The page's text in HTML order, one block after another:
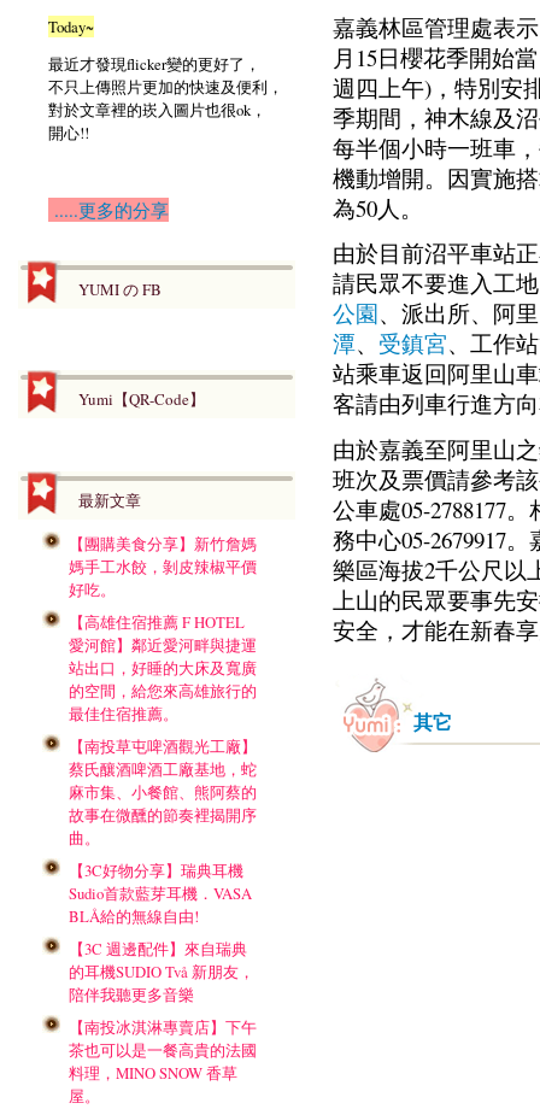
Today~
最近才發現flicker變的更好了，
不只上傳照片更加的快速及便利，
對於文章裡的崁入圖片也很ok，
開心!!
.....更多的分享
YUMI の FB
Yumi【QR-Code】
最新文章
【團購美食分享】新竹詹媽
媽手工水餃，剝皮辣椒平價
好吃。
【高雄住宿推薦 F HOTEL
愛河館】鄰近愛河畔與捷運
站出口，好睡的大床及寬廣
的空間，給您來高雄旅行的
最佳住宿推薦。
【南投草屯啤酒觀光工廠】
蔡氏釀酒啤酒工廠基地，蛇
麻市集、小餐館、熊阿蔡的
故事在微醺的節奏裡揭開序
曲。
【3C好物分享】瑞典耳機
Sudio首款藍芽耳機．VASA
BLÅ給的無線自由!
【3C 週邊配件】來自瑞典
的耳機SUDIO Två 新朋友，
陪伴我聽更多音樂
【南投冰淇淋專賣店】下午
茶也可以是一餐高貴的法國
料理，MINO SNOW 香草
屋。
嘉義林區管理處表
月15日櫻花季開始
週四上午)，特別安
季期間，神木線及
每半個小時一班車
機動增開。因實施
為50人。
由於目前沼平車站
請民眾不要進入工
公園、派出所、阿
潭、 受鎮宮、工作
站乘車返回阿里山
客請由列車行進方
由於嘉義至阿里山
班次及票價請參考
公車處05-2788177
務中心05-2679917
樂區海拔2千公尺以
上山的民眾要事先
安全，才能在新春
其它